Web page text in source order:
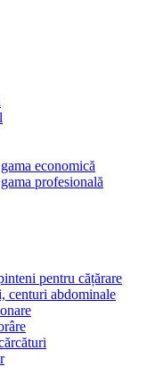
economică
profesională
pentru cățărare
centuri abdominale